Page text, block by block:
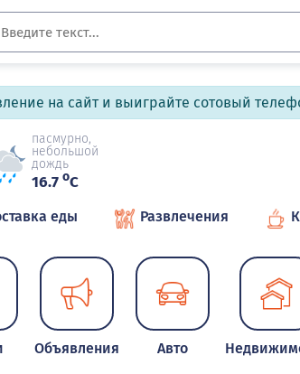
на сайт и выиграйте сотовый
пасмурно,
небольшой
дождь
16.7 oC
еды Развлечения
Объявления Авто